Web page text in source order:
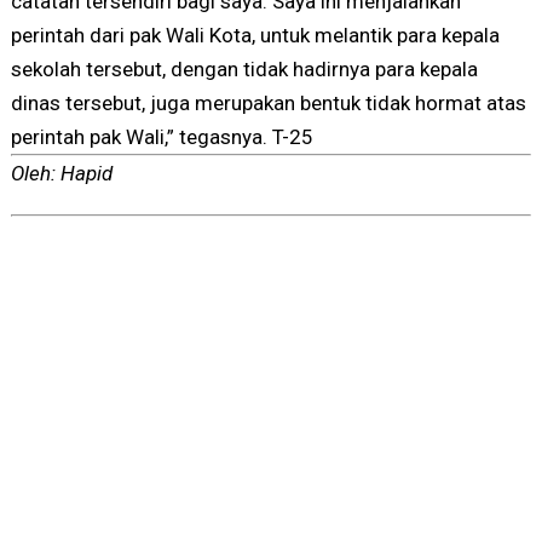
perintah dari pak Wali Kota, untuk melantik para kepala
sekolah tersebut, dengan tidak hadirnya para kepala
dinas tersebut, juga merupakan bentuk tidak hormat atas
perintah pak Wali,” tegasnya. T-25
Oleh: Hapid